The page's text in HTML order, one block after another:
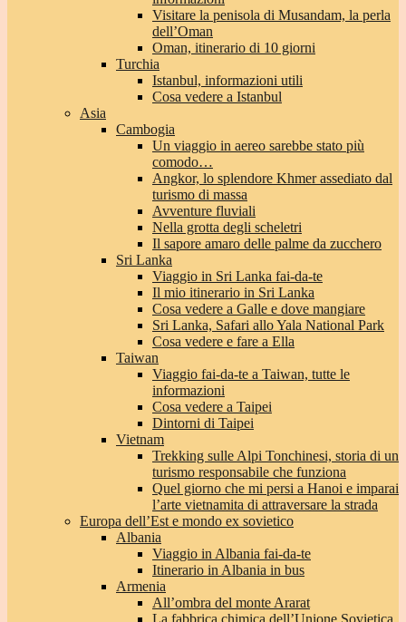
Visitare la penisola di Musandam, la perla
dell’Oman
Oman, itinerario di 10 giorni
Turchia
Istanbul, informazioni utili
Cosa vedere a Istanbul
Asia
Cambogia
Un viaggio in aereo sarebbe stato più
comodo…
Angkor, lo splendore Khmer assediato dal
turismo di massa
Avventure fluviali
Nella grotta degli scheletri
Il sapore amaro delle palme da zucchero
Sri Lanka
Viaggio in Sri Lanka fai-da-te
Il mio itinerario in Sri Lanka
Cosa vedere a Galle e dove mangiare
Sri Lanka, Safari allo Yala National Park
Cosa vedere e fare a Ella
Taiwan
Viaggio fai-da-te a Taiwan, tutte le
informazioni
Cosa vedere a Taipei
Dintorni di Taipei
Vietnam
Trekking sulle Alpi Tonchinesi, storia di un
turismo responsabile che funziona
Quel giorno che mi persi a Hanoi e imparai
l’arte vietnamita di attraversare la strada
Europa dell’Est e mondo ex sovietico
Albania
Viaggio in Albania fai-da-te
Itinerario in Albania in bus
Armenia
All’ombra del monte Ararat
La fabbrica chimica dell’Unione Sovietica